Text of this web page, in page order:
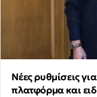
Νέες ρυθμίσεις
πλατφόρμα και